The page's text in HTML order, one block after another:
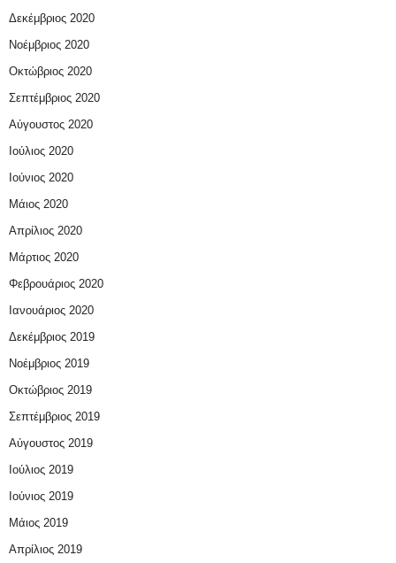
Δεκέμβριος 2020
Νοέμβριος 2020
Οκτώβριος 2020
Σεπτέμβριος 2020
Αύγουστος 2020
Ιούλιος 2020
Ιούνιος 2020
Μάιος 2020
Απρίλιος 2020
Μάρτιος 2020
Φεβρουάριος 2020
Ιανουάριος 2020
Δεκέμβριος 2019
Νοέμβριος 2019
Οκτώβριος 2019
Σεπτέμβριος 2019
Αύγουστος 2019
Ιούλιος 2019
Ιούνιος 2019
Μάιος 2019
Απρίλιος 2019